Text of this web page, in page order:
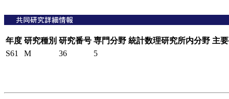
年度 研究種別 研究番号 専門分野 統計数理研究所内分野 主
S61
M 36 5